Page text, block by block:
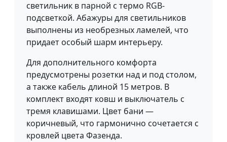
светильник в парной с термо RGB-
подсветкой. Абажуры для светильников
выполнены из необрезных ламелей, что
придает особый шарм интерьеру.
Для дополнительного комфорта
предусмотрены розетки над и под столом,
а также кабель длиной 15 метров. В
комплект входят ковш и выключатель с
тремя клавишами. Цвет бани —
коричневый, что гармонично сочетается с
кровлей цвета Фазенда.